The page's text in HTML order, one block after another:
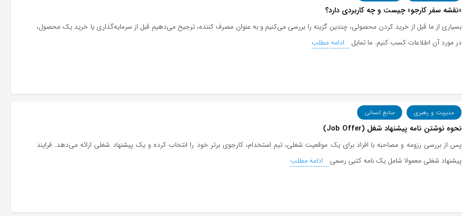
«نقشه سفر کارجو» چیست و چه کاربردی دارد؟
بسیاری از ما قبل از خرید کردن محصولی، چندین گزینه را بررسی می‌کنیم و به عنوان مصرف کننده، ترجیح می‌دهیم قبل از سرمایه‌گذاری یا خرید یک محصول،
در مورد آن اطلاعات کسب کنیم. ما تمایل
ادامه مطلب
مدیریت و رهبری منابع انسانی
نحوه نوشتن نامه پیشنهاد شغل (Job Offer)
پس از بررسی رزومه و مصاحبه با افراد برای یک موقعیت شغلی، تیم استخدام، کارجوی برتر خود را انتخاب کرده و یک پیشنهاد شغلی ارائه می‌دهد. فرایند
پیشنهاد شغلی معمولا شامل یک نامه کتبی رسمی
ادامه مطلب